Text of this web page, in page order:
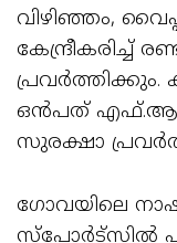
വിഴിഞ്ഞം,
പ്രവർത്തിക്കും.
ഒൻപത്
സുരക്ഷാ
ഗോവയിലെ
സ്‌പോർട്‌സിൽ